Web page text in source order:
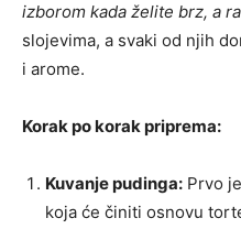
izborom kada želite brz, a
slojevima, a svaki od njih
i arome.
Korak po korak priprema:
Kuvanje pudinga: Prvo
koja će činiti osnovu